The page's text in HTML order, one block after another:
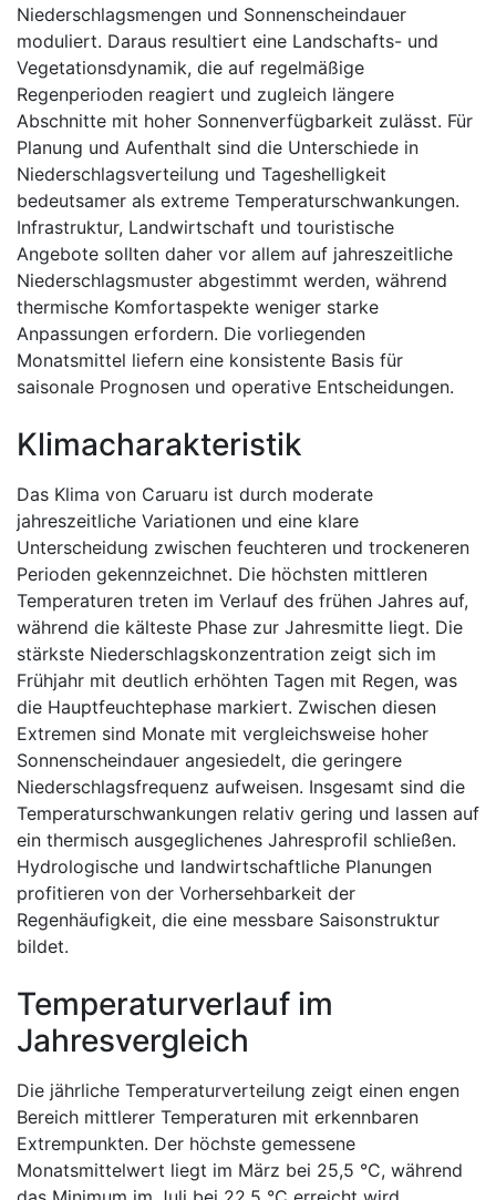
Niederschlagsmengen und Sonnenscheindauer
moduliert. Daraus resultiert eine Landschafts- und
Vegetationsdynamik, die auf regelmäßige
Regenperioden reagiert und zugleich längere
Abschnitte mit hoher Sonnenverfügbarkeit zulässt. Für
Planung und Aufenthalt sind die Unterschiede in
Niederschlagsverteilung und Tageshelligkeit
bedeutsamer als extreme Temperaturschwankungen.
Infrastruktur, Landwirtschaft und touristische
Angebote sollten daher vor allem auf jahreszeitliche
Niederschlagsmuster abgestimmt werden, während
thermische Komfortaspekte weniger starke
Anpassungen erfordern. Die vorliegenden
Monatsmittel liefern eine konsistente Basis für
saisonale Prognosen und operative Entscheidungen.
Klimacharakteristik
Das Klima von Caruaru ist durch moderate
jahreszeitliche Variationen und eine klare
Unterscheidung zwischen feuchteren und trockeneren
Perioden gekennzeichnet. Die höchsten mittleren
Temperaturen treten im Verlauf des frühen Jahres auf,
während die kälteste Phase zur Jahresmitte liegt. Die
stärkste Niederschlagskonzentration zeigt sich im
Frühjahr mit deutlich erhöhten Tagen mit Regen, was
die Hauptfeuchtephase markiert. Zwischen diesen
Extremen sind Monate mit vergleichsweise hoher
Sonnenscheindauer angesiedelt, die geringere
Niederschlagsfrequenz aufweisen. Insgesamt sind die
Temperaturschwankungen relativ gering und lassen auf
ein thermisch ausgeglichenes Jahresprofil schließen.
Hydrologische und landwirtschaftliche Planungen
profitieren von der Vorhersehbarkeit der
Regenhäufigkeit, die eine messbare Saisonstruktur
bildet.
Temperaturverlauf im
Jahresvergleich
Die jährliche Temperaturverteilung zeigt einen engen
Bereich mittlerer Temperaturen mit erkennbaren
Extrempunkten. Der höchste gemessene
Monatsmittelwert liegt im März bei 25,5 °C, während